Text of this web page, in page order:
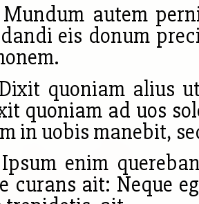
Mundum autem
eis donum
quoniam alius
quoniam ad uos
in uobis manebit,
Ipsum enim
curans ait: Neque